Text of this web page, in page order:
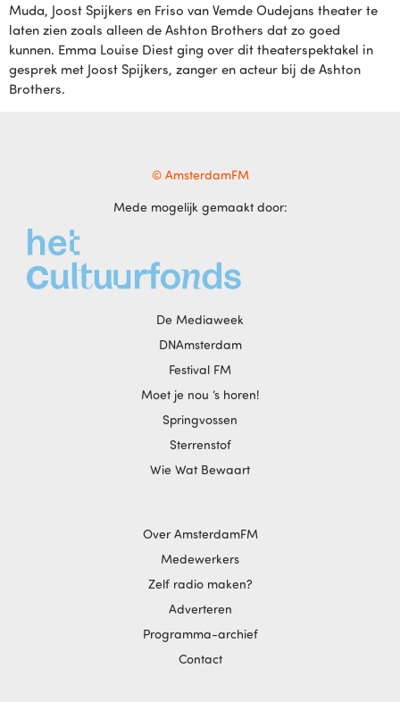
Muda, Joost Spijkers en Friso van Vemde Oudejans theater te
laten zien zoals alleen de Ashton Brothers dat zo goed
kunnen. Emma Louise Diest ging over dit theaterspektakel in
gesprek met Joost Spijkers, zanger en acteur bij de Ashton
Brothers.
© AmsterdamFM
Mede mogelijk gemaakt door:
De Mediaweek
DNAmsterdam
Festival FM
Moet je nou ‘s horen!
Springvossen
Sterrenstof
Wie Wat Bewaart
Over AmsterdamFM
Medewerkers
Zelf radio maken?
Adverteren
Programma-archief
Contact